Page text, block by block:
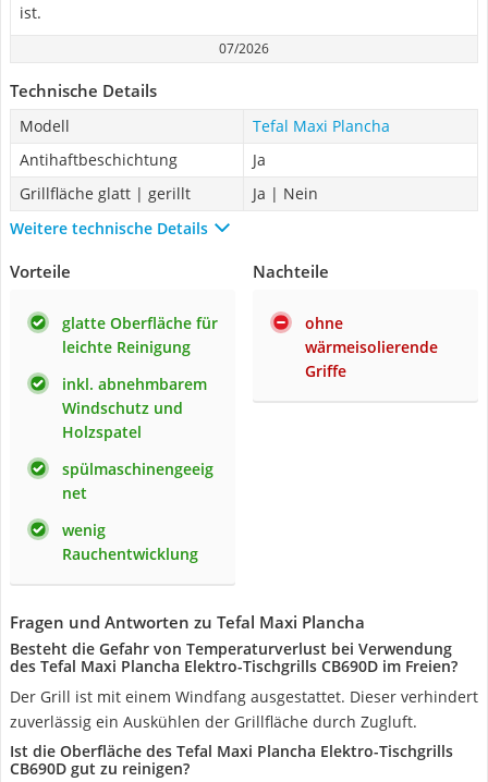
ist.
07/2026
Technische Details
Modell
Tefal Maxi Plancha
Antihaftbeschichtung
Ja
Grillfläche glatt | gerillt
Ja | Nein
Weitere technische Details
Vorteile
glatte Oberfläche für
leichte Reinigung
inkl. abnehmbarem
Windschutz und
Holzspatel
spülmaschinengeeig
net
wenig
Rauchentwicklung
Nachteile
ohne
wärmeisolierende
Griffe
Fragen und Antworten zu Tefal Maxi Plancha
Besteht die Gefahr von Temperaturverlust bei Verwendung
des Tefal Maxi Plancha Elektro-Tischgrills CB690D im Freien?
Der Grill ist mit einem Windfang ausgestattet. Dieser verhindert
zuverlässig ein Auskühlen der Grillfläche durch Zugluft.
Ist die Oberfläche des Tefal Maxi Plancha Elektro-Tischgrills
CB690D gut zu reinigen?